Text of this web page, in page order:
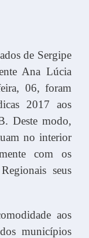
de Sergipe
Ana Lúcia
06, foram
2017 aos
Deste modo,
no interior
com os
seus
aos
municípios